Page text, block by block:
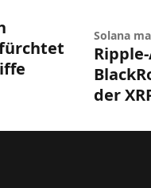
Solana
der